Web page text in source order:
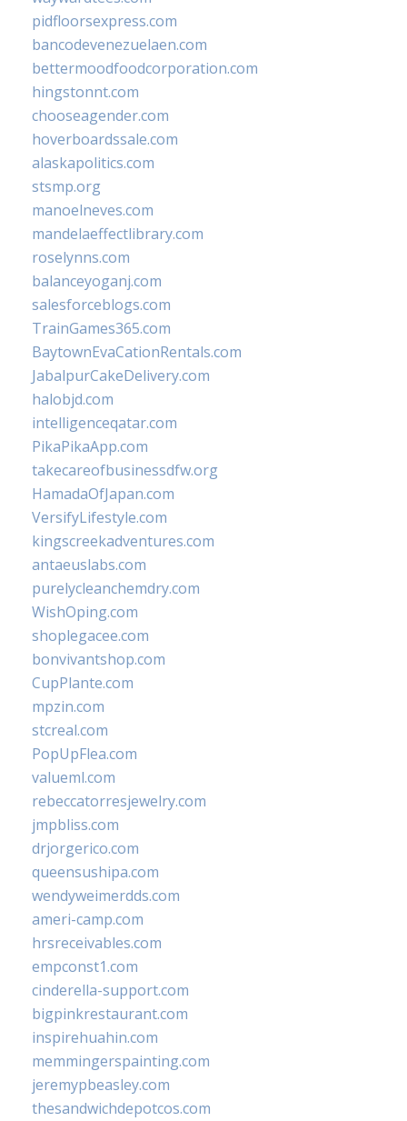
pidfloorsexpress.com
bancodevenezuelaen.com
bettermoodfoodcorporation.com
hingstonnt.com
chooseagender.com
hoverboardssale.com
alaskapolitics.com
stsmp.org
manoelneves.com
mandelaeffectlibrary.com
roselynns.com
balanceyoganj.com
salesforceblogs.com
TrainGames365.com
BaytownEvaCationRentals.com
JabalpurCakeDelivery.com
halobjd.com
intelligenceqatar.com
PikaPikaApp.com
takecareofbusinessdfw.org
HamadaOfJapan.com
VersifyLifestyle.com
kingscreekadventures.com
antaeuslabs.com
purelycleanchemdry.com
WishOping.com
shoplegacee.com
bonvivantshop.com
CupPlante.com
mpzin.com
stcreal.com
PopUpFlea.com
valueml.com
rebeccatorresjewelry.com
jmpbliss.com
drjorgerico.com
queensushipa.com
wendyweimerdds.com
ameri-camp.com
hrsreceivables.com
empconst1.com
cinderella-support.com
bigpinkrestaurant.com
inspirehuahin.com
memmingerspainting.com
jeremypbeasley.com
thesandwichdepotcos.com